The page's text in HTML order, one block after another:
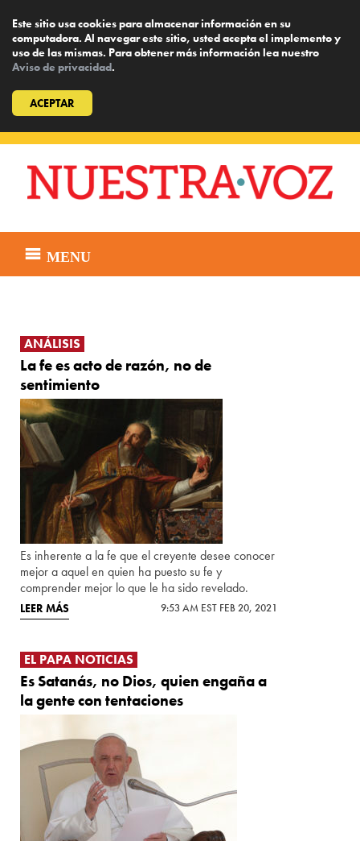
Este sitio usa cookies para almacenar información en su
computadora. Al navegar este sitio, usted acepta el implemento y
uso de las mismas. Para obtener más información lea nuestro
Aviso de privacidad.
ACEPTAR
content
MENU
ANÁLISIS
La fe es acto de razón, no de
sentimiento
Es inherente a la fe que el creyente desee conocer
mejor a aquel en quien ha puesto su fe y
comprender mejor lo que le ha sido revelado.
LEER MÁS 9:53 AM EST FEB 20, 2021
EL PAPA NOTICIAS
Es Satanás, no Dios, quien engaña a
la gente con tentaciones